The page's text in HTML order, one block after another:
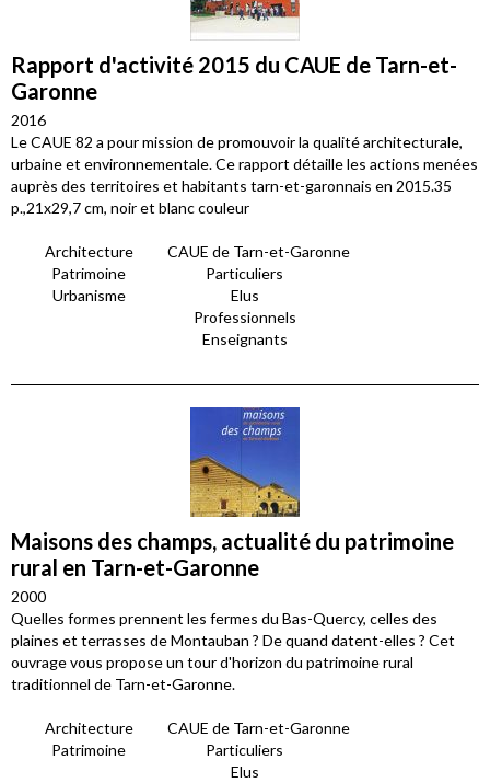
Rapport d'activité 2015 du CAUE de Tarn-et-
Garonne
2016
Le CAUE 82 a pour mission de promouvoir la qualité architecturale,
urbaine et environnementale. Ce rapport détaille les actions menées
auprès des territoires et habitants tarn-et-garonnais en 2015.35
p.,21x29,7 cm, noir et blanc couleur
Architecture
Patrimoine
Urbanisme
CAUE de Tarn-et-Garonne
Particuliers
Elus
Professionnels
Enseignants
Maisons des champs, actualité du patrimoine
rural en Tarn-et-Garonne
2000
Quelles formes prennent les fermes du Bas-Quercy, celles des
plaines et terrasses de Montauban ? De quand datent-elles ? Cet
ouvrage vous propose un tour d'horizon du patrimoine rural
traditionnel de Tarn-et-Garonne.
Architecture
Patrimoine
CAUE de Tarn-et-Garonne
Particuliers
Elus